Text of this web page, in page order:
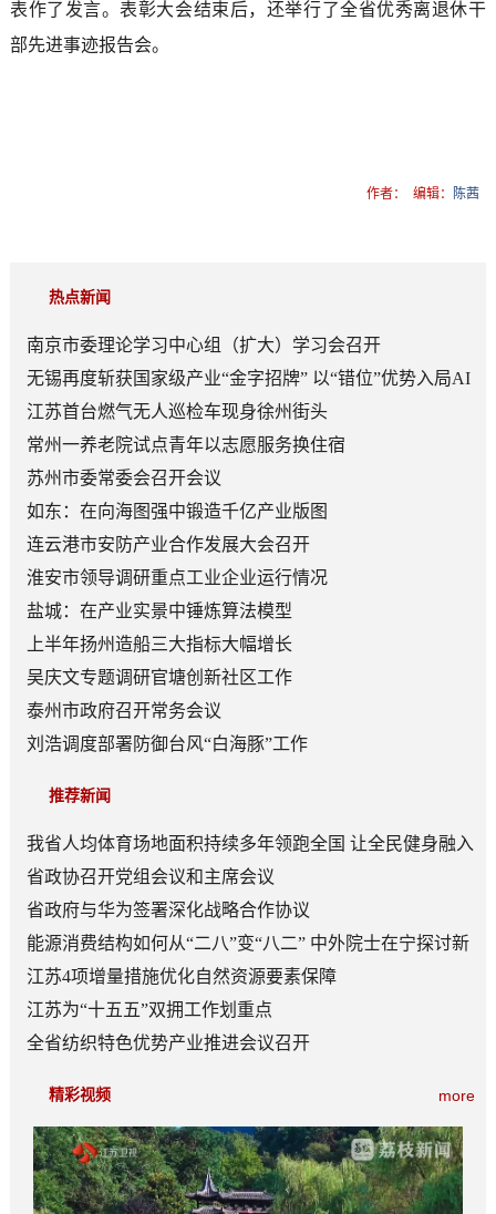
表作了发言。表彰大会结束后，还举行了全省优秀离退休干
部先进事迹报告会。
作者： 编辑： 陈茜
热点新闻
南京市委理论学习中心组（扩大）学习会召开
无锡再度斩获国家级产业“金字招牌” 以“错位”优势入局AI
顶层赛道
江苏首台燃气无人巡检车现身徐州街头
常州一养老院试点青年以志愿服务换住宿
苏州市委常委会召开会议
如东：在向海图强中锻造千亿产业版图
连云港市安防产业合作发展大会召开
淮安市领导调研重点工业企业运行情况
盐城：在产业实景中锤炼算法模型
上半年扬州造船三大指标大幅增长
吴庆文专题调研官塘创新社区工作
泰州市政府召开常务会议
刘浩调度部署防御台风“白海豚”工作
推荐新闻
我省人均体育场地面积持续多年领跑全国 让全民健身融入
日常成为风尚
省政协召开党组会议和主席会议
省政府与华为签署深化战略合作协议
能源消费结构如何从“二八”变“八二” 中外院士在宁探讨新
型能源体系建设
江苏4项增量措施优化自然资源要素保障
江苏为“十五五”双拥工作划重点
全省纺织特色优势产业推进会议召开
more
精彩视频